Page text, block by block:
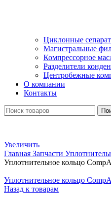
Циклонные
Магистральные
Компрессорное
Разделители
Центробежные
О компании
Контакты
Увеличить
Главная Запчасти
Уплотнительное кольцо
Уплотнительное кольцо
Назад к товарам